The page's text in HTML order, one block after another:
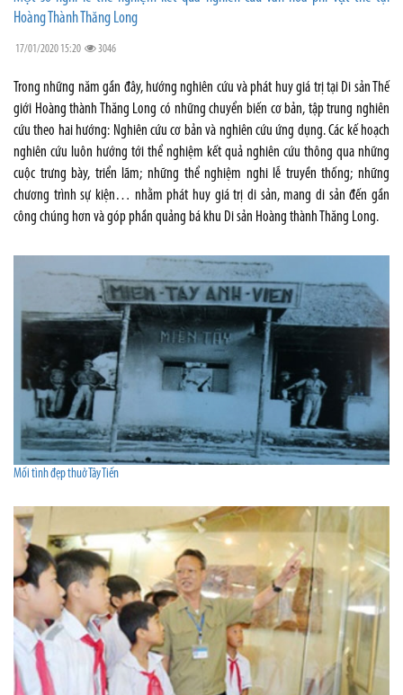
Hoàng Thành Thăng Long
17/01/2020 15:20 3046
Trong những năm gần đây, hướng nghiên cứu và phát huy giá trị tại Di sản Thế
giới Hoàng thành Thăng Long có những chuyển biến cơ bản, tập trung nghiên
cứu theo hai hướng: Nghiên cứu cơ bản và nghiên cứu ứng dụng. Các kế hoạch
nghiên cứu luôn hướng tới thể nghiệm kết quả nghiên cứu thông qua những
cuộc trưng bày, triển lãm; những thể nghiệm nghi lễ truyền thống; những
chương trình sự kiện… nhằm phát huy giá trị di sản, mang di sản đến gần
công chúng hơn và góp phần quảng bá khu Di sản Hoàng thành Thăng Long.
Mối tình đẹp thuở Tây Tiến